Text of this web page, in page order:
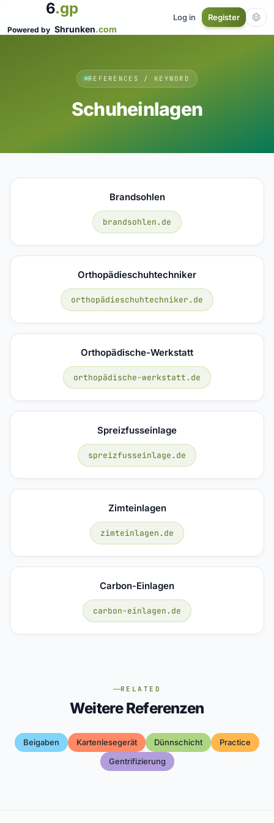
6.gp
Powered by Shrunken.com
Log in Register
REFERENCES / KEYWORD
Schuheinlagen
Brandsohlen
brandsohlen.de
Orthopädieschuhtechniker
orthopädieschuhtechniker.de
Orthopädische-Werkstatt
orthopädische-werkstatt.de
Spreizfusseinlage
spreizfusseinlage.de
Zimteinlagen
zimteinlagen.de
Carbon-Einlagen
carbon-einlagen.de
RELATED
Weitere Referenzen
Beigaben Kartenlesegerät Dünnschicht
Practice
Gentrifizierung